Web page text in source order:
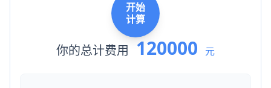
开始
计算
你的总计费用 120000 元